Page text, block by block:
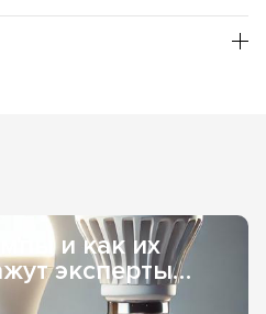
свечения, из товарной
и как их
эксперты